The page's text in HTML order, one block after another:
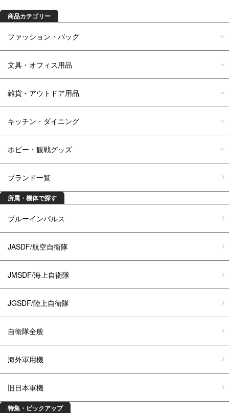
商品カテゴリー
ファッション・バッグ
文具・オフィス用品
雑貨・アウトドア用品
キッチン・ダイニング
ホビー・観戦グッズ
ブランド一覧
所属・機体で探す
ブルーインパルス
JASDF/航空自衛隊
JMSDF/海上自衛隊
JGSDF/陸上自衛隊
自衛隊全般
海外軍用機
旧日本軍機
特集・ピックアップ